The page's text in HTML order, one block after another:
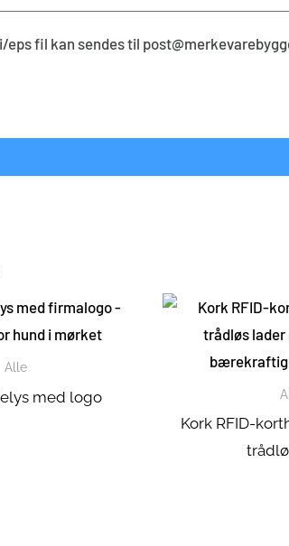
eps fil kan sendes til
Alle
med logo
Kork RFID-